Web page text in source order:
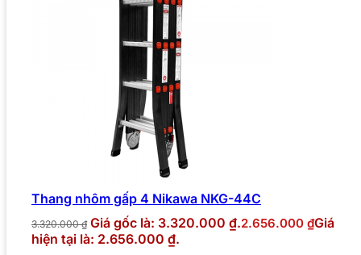
Thang nhôm gấp 4 Nikawa NKG-44C
3.320.000₫ Giá gốc là: 3.320.000 ₫.2.656.000 ₫Giá
hiện tại là: 2.656.000 ₫.